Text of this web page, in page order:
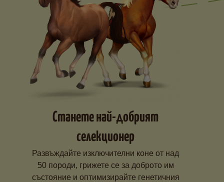
Станете най-добрият
селекционер
Развъждайте изключителни коне от над
50 породи, грижете се за доброто им
състояние и оптимизирайте генетичния